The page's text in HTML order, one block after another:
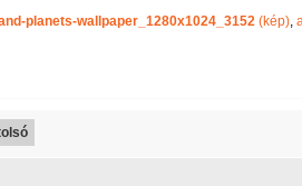
planets-wallpaper_1280x1024_3152 (kép),